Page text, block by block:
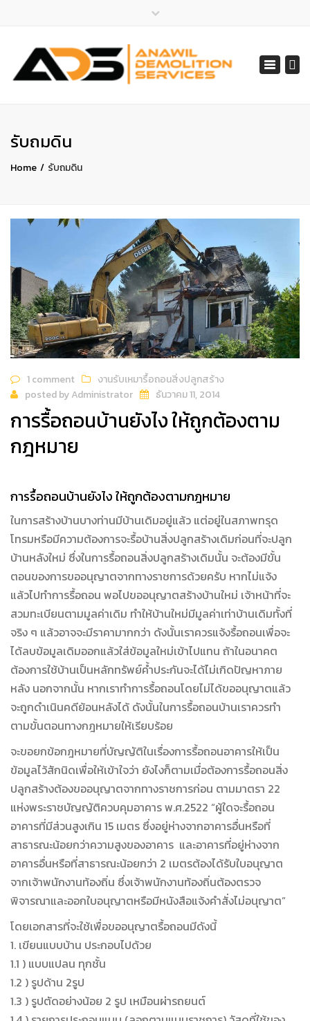
ไลน์ไอดี 065-401-2852
สายด่วน 065-401-2852, 061-548-1805 Toggle
รับถมดิน
Home รับถมดิน
1 comment
งานรับเหมารื้อถอนสิ่งปลูกสร้าง
posted byAdministrator ธันวาคม 11, 2014
การรื้อถอนบ้านยังไง ให้ถูกต้องตาม
กฎหมาย
การรื้อถอนบ้านยังไง ให้ถูกต้องตามกฎหมาย
ในการสร้างบ้านบางท่านมีบ้านเดิมอยู่แล้ว แต่อยู่ในสภาพทรุด
โทรมหรือมีความต้องการจะรื้อบ้านสิ่งปลูกสร้างเดิมก่อนที่จะปลูก
บ้านหลังใหม่ ซึ่งในการรื้อถอนสิ่งปลูกสร้างเดิมนั้น จะต้องมีขั้น
ตอนของการขออนุญาตจากทางราชการด้วยครับ หากไม่แจ้ง
แล้วไปทำการรื้อถอน พอไปขออนุญาตสร้างบ้านใหม่ เจ้าหน้าที่จะ
สวมทะเบียนตามมูลค่าเดิม ทำให้บ้านใหม่มีมูลค่าเท่าบ้านเดิมทั้งที่
จริง ๆ แล้วอาจจะมีราคามากกว่า ดังนั้นเราควรแจ้งรื้อถอนเพื่อจะ
ได้ลบข้อมูลเดิมออกแล้วใส่ข้อมูลใหม่เข้าไปแทน ถ้าในอนาคต
ต้องการใช้บ้านเป็นหลักทรัพย์ค้ำประกันจะได้ไม่เกิดปัญหาภาย
หลัง นอกจากนั้น หากเราทำการรื้อถอนโดยไม่ได้ขออนุญาตแล้ว
จะถูกดำเนินคดีย้อนหลังได้ ดังนั้นในการรื้อถอนบ้านเราควรทำ
ตามขั้นตอนทางกฎหมายให้เรียบร้อย
จะขอยกข้อกฎหมายที่บัญญัติในเรื่องการรื้อถอนอาคารให้เป็น
ข้อมูลไว้สักนิดเพื่อให้เข้าใจว่า ยังไงก็ตามเมื่อต้องการรื้อถอนสิ่ง
ปลูกสร้างต้องขออนุญาตจากทางราชการก่อน ตามมาตรา 22
แห่งพระราชบัญญัติควบคุมอาคาร พ.ศ.2522 “ผู้ใดจะรื้อถอน
อาคารที่มีส่วนสูงเกิน 15 เมตร ซึ่งอยู่ห่างจากอาคารอื่นหรือที่
สาธารณะน้อยกว่าความสูงของอาคาร และอาคารที่อยู่ห่างจาก
อาคารอื่นหรือที่สาธารณะน้อยกว่า 2 เมตรต้องได้รับใบอนุญาต
จากเจ้าพนักงานท้องถิ่น ซึ่งเจ้าพนักงานท้องถิ่นต้องตรวจ
พิจารณาและออกใบอนุญาตหรือมีหนังสือแจ้งคำสั่งไม่อนุญาต”
โดยเอกสารที่จะใช้เพื่อขออนุญาตรื้อถอนมีดังนี้
1. เขียนแบบบ้าน ประกอบไปด้วย
1.1 ) แบบแปลน ทุกชั้น
1.2 ) รูปด้าน 2รูป
1.3 ) รูปตัดอย่างน้อย 2 รูป เหมือนผ่ารถยนต์